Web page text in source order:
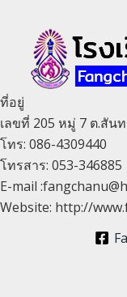
ที่อยู่
เลขที่ 205 หมู่ 7 ต.สัน
โทร: 086-4309440
โทรสาร: 053-346885
E-mail
Website: http://